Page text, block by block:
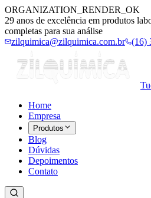
ORGANIZATION_RENDER_OK
29 anos de excelência em produtos
completas para sua análise
zilquimica@zilquimica.com.br
(16)
Home
Empresa
Produtos
Blog
Dúvidas
Depoimentos
Contato